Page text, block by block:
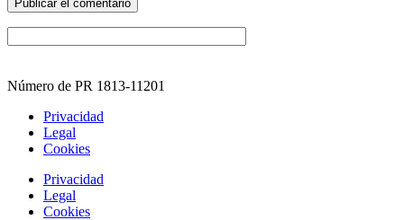
Número de PR 1813-11201
Privacidad
Legal
Cookies
Privacidad
Legal
Cookies